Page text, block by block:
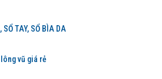
SỔ TAY, SỔ BÌA DA
vũ giá rẻ